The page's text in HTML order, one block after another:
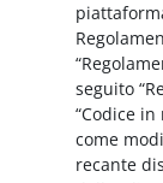
seguito
“Codice
come
recante